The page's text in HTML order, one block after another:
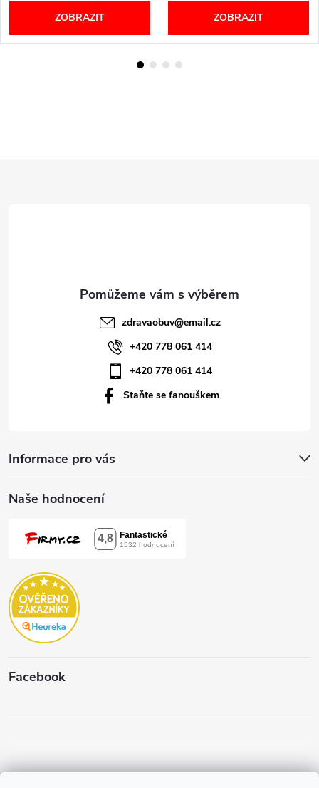
ZOBRAZIT ZOBRAZIT
Informace pro vás
Naše hodnocení
Facebook
zdravaobuv@email.cz
+420 778 061 414
+420 778 061 414
Staňte se fanouškem